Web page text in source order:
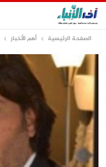
الصفحة الرئيسية أهم الأخبار